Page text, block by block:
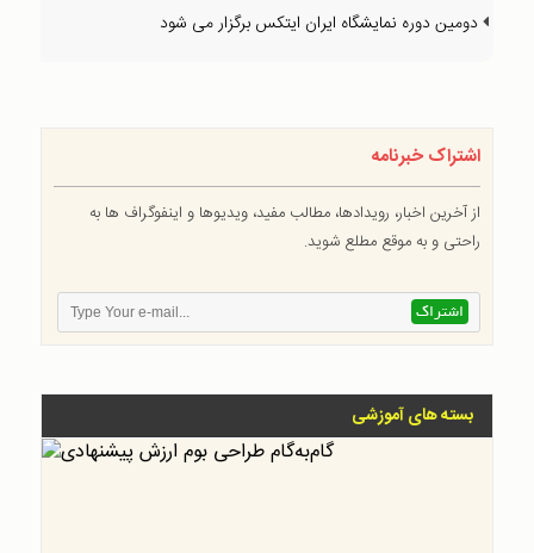
دومین دوره نمایشگاه ایران ایتکس برگزار می شود
اشتراک خبرنامه
از آخرین اخبار، رویدادها، مطالب مفید، ویدیوها و اینفوگراف ها به
راحتی و به موقع مطلع شوید.
بسته های آموزشی